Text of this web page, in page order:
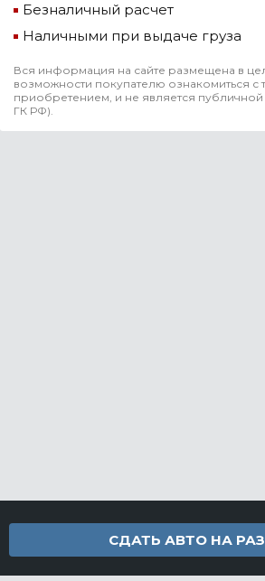
Безналичный расчет
Наличными при выдаче груза
Вся информация на сайте размещена в
возможности покупателю ознакомиться с
приобретением, и не является публичной
ГК РФ).
СДАТЬ АВТО НА